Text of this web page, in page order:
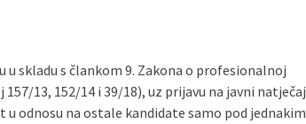
skladu s člankom 9. Zakona o profesionalnoj
13, 152/14 i 39/18), uz prijavu na javni natječaj
odnosu na ostale kandidate samo pod jednakim